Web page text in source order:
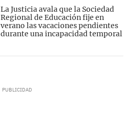
La Justicia avala que la Sociedad
Regional de Educación fije en
verano las vacaciones pendientes
durante una incapacidad temporal